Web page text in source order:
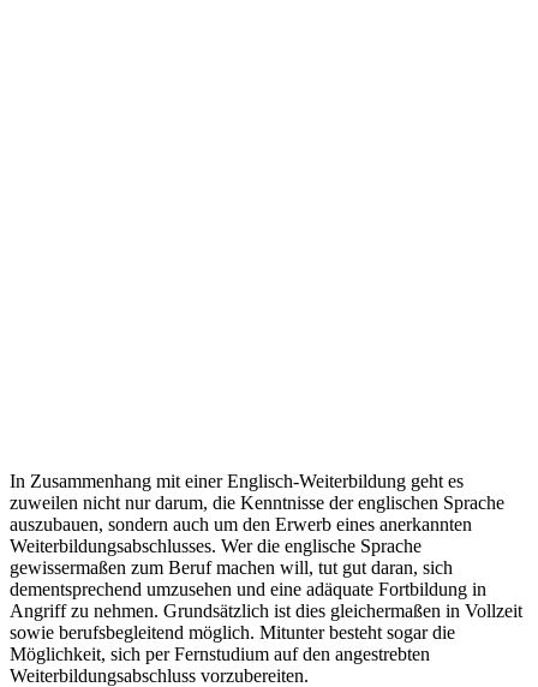
In Zusammenhang mit einer Englisch-Weiterbildung geht es
zuweilen nicht nur darum, die Kenntnisse der englischen Sprache
auszubauen, sondern auch um den Erwerb eines anerkannten
Weiterbildungsabschlusses. Wer die englische Sprache
gewissermaßen zum Beruf machen will, tut gut daran, sich
dementsprechend umzusehen und eine adäquate Fortbildung in
Angriff zu nehmen. Grundsätzlich ist dies gleichermaßen in Vollzeit
sowie berufsbegleitend möglich. Mitunter besteht sogar die
Möglichkeit, sich per Fernstudium auf den angestrebten
Weiterbildungsabschluss vorzubereiten.